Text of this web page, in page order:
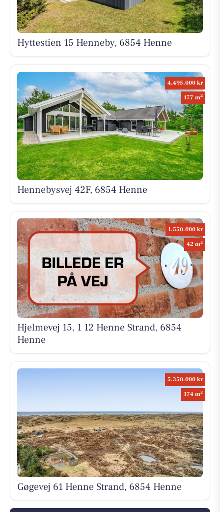
Hyttestien 15 Henneby, 6854 Henne
4.495.000 kr
177 m2
Hennebysvej 42F, 6854 Henne
1.550.000 kr
42 m2
Hjelmevej 15, 1 12 Henne Strand, 6854
Henne
5.350.000 kr
174 m2
Gøgevej 61 Henne Strand, 6854 Henne